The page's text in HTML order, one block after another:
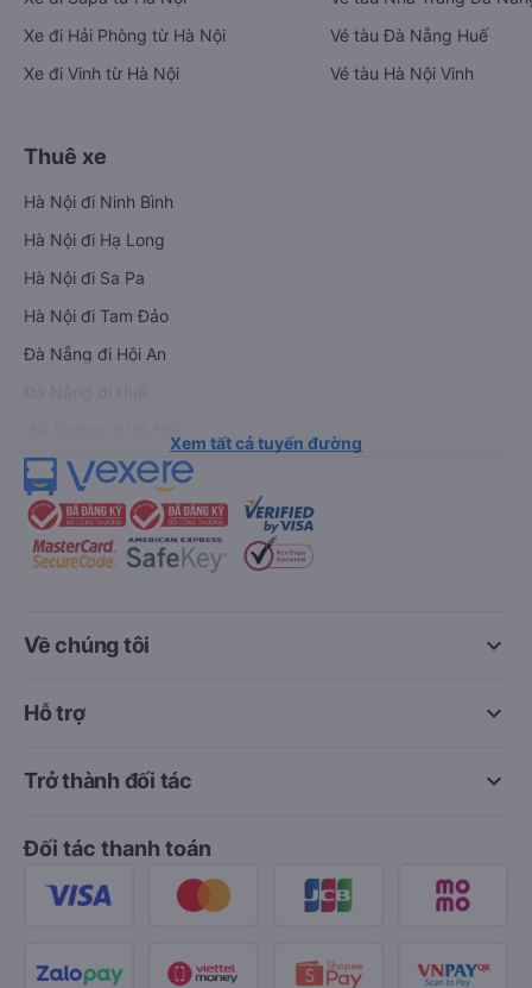
Xe đi Hải Phòng từ Hà Nội
Xe đi Vinh từ Hà Nội
Vé tàu Đà Nẵng Huế
Vé tàu Hà Nội Vinh
Thuê xe
Hà Nội đi Ninh Bình
Hà Nội đi Hạ Long
Hà Nội đi Sa Pa
Hà Nội đi Tam Đảo
Đà Nẵng đi Hội An
Xem tất cả tuyến đường
keyboard_arrow_down
Về chúng tôi
keyboard_arrow_down
Hỗ trợ
keyboard_arrow_down
Trở thành đối tác
Đối tác thanh toán